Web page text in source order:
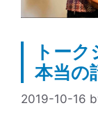
トー
本当の
2019-10-16